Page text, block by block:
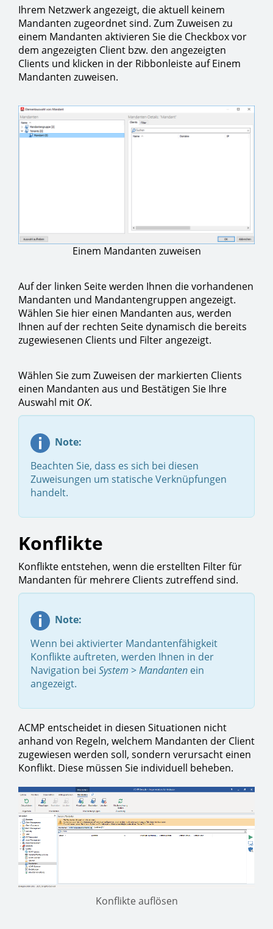
Ihrem Netzwerk angezeigt, die aktuell keinem
Mandanten zugeordnet sind. Zum Zuweisen zu
einem Mandanten aktivieren Sie die Checkbox vor
dem angezeigten Client bzw. den angezeigten
Clients und klicken in der Ribbonleiste auf Einem
Mandanten zuweisen.
Einem Mandanten zuweisen
Auf der linken Seite werden Ihnen die vorhandenen
Mandanten und Mandantengruppen angezeigt.
Wählen Sie hier einen Mandanten aus, werden
Ihnen auf der rechten Seite dynamisch die bereits
zugewiesenen Clients und Filter angezeigt.
Wählen Sie zum Zuweisen der markierten Clients
einen Mandanten aus und Bestätigen Sie Ihre
Auswahl mit OK.
Note:
Beachten Sie, dass es sich bei diesen
Zuweisungen um statische Verknüpfungen
handelt.
Konflikte
Konflikte entstehen, wenn die erstellten Filter für
Mandanten für mehrere Clients zutreffend sind.
Note:
​Wenn bei aktivierter Mandantenfähigkeit
Konflikte auftreten, werden Ihnen in der
Navigation bei System >Mandanten ein
angezeigt.​
ACMP entscheidet in diesen Situationen nicht
anhand von Regeln, welchem Mandanten der Client
zugewiesen werden soll, sondern verursacht einen
Konflikt. Diese müssen Sie individuell beheben.
Konflikte auflösen